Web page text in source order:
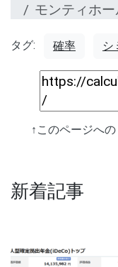
モンティホ
タグ: 確率 シ
↑このページへ
新着記事